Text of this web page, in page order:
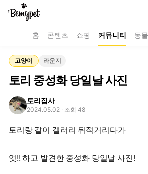
홈 콘텐츠 쇼핑 커뮤니티 동
고양이 라운지
토리 중성화 당일날 사진
토리집사
2024.05.02 · 조회 48
토리랑 같이 갤러리 뒤적거리다가
엇!! 하고 발견한 중성화 당일날 사진!